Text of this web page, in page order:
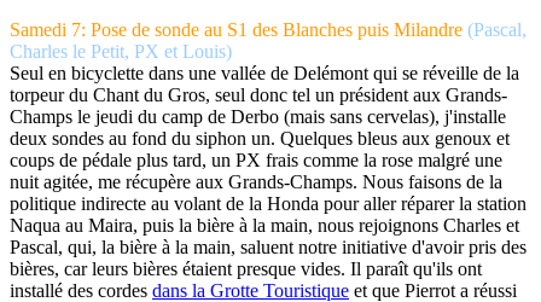
Samedi 7: Pose de sonde au S1 des Blanches puis Milandre (Pascal,
Charles le Petit, PX et Louis)
Seul en bicyclette dans une vallée de Delémont qui se réveille de la
torpeur du Chant du Gros, seul donc tel un président aux Grands-
Champs le jeudi du camp de Derbo (mais sans cervelas), j'installe
deux sondes au fond du siphon un. Quelques bleus aux genoux et
coups de pédale plus tard, un PX frais comme la rose malgré une
nuit agitée, me récupère aux Grands-Champs. Nous faisons de la
politique indirecte au volant de la Honda pour aller réparer la station
Naqua au Maira, puis la bière à la main, nous rejoignons Charles et
Pascal, qui, la bière à la main, saluent notre initiative d'avoir pris des
bières, car leurs bières étaient presque vides. Il paraît qu'ils ont
installé des cordes dans la Grotte Touristique et que Pierrot a réussi